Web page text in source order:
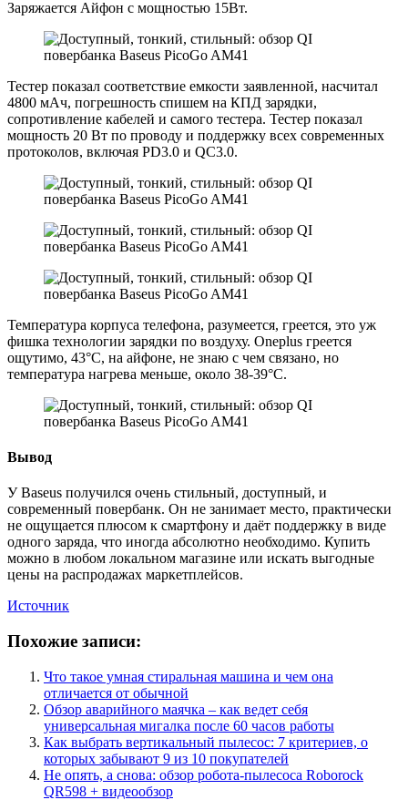
Заряжается Айфон с мощностью 15Вт.
Тестер показал соответствие емкости заявленной, насчитал
4800 мАч, погрешность спишем на КПД зарядки,
сопротивление кабелей и самого тестера. Тестер показал
мощность 20 Вт по проводу и поддержку всех современных
протоколов, включая PD3.0 и QC3.0.
Температура корпуса телефона, разумеется, греется, это уж
фишка технологии зарядки по воздуху. Oneplus греется
ощутимо, 43°С, на айфоне, не знаю с чем связано, но
температура нагрева меньше, около 38-39­°С.
Вывод
У Baseus получился очень стильный, доступный, и
современный повербанк. Он не занимает место, практически
не ощущается плюсом к смартфону и даёт поддержку в виде
одного заряда, что иногда абсолютно необходимо. Купить
можно в любом локальном магазине или искать выгодные
цены на распродажах маркетплейсов.
Источник
Похожие записи:
Что такое умная стиральная машина и чем она
отличается от обычной
Обзор аварийного маячка – как ведет себя
универсальная мигалка после 60 часов работы
Как выбрать вертикальный пылесос: 7 критериев, о
которых забывают 9 из 10 покупателей
Не опять, а снова: обзор робота-пылесоса Roborock
QR598 + видеообзор